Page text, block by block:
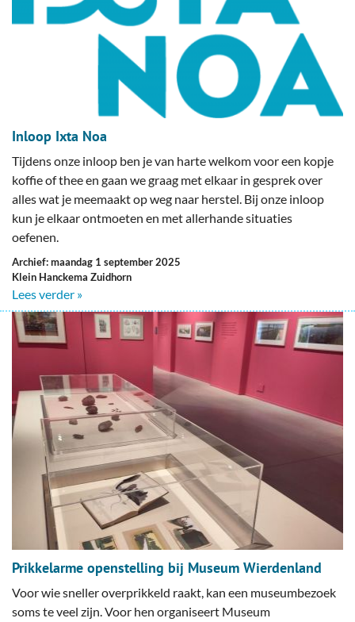
Inloop Ixta Noa
Tijdens onze inloop ben je van harte welkom voor een kopje
koffie of thee en gaan we graag met elkaar in gesprek over
alles wat je meemaakt op weg naar herstel. Bij onze inloop
kun je elkaar ontmoeten en met allerhande situaties
oefenen.
Archief: maandag 1 september 2025
Klein Hanckema Zuidhorn
Lees verder »
Prikkelarme openstelling bij Museum Wierdenland
Voor wie sneller overprikkeld raakt, kan een museumbezoek
soms te veel zijn. Voor hen organiseert Museum